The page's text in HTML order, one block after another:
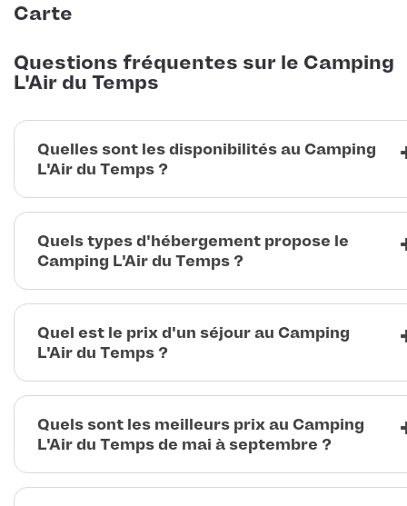
Carte
Questions fréquentes sur le Camping
L'Air du Temps
Quelles sont les disponibilités au Camping
L'Air du Temps ?
Quels types d'hébergement propose le
Camping L'Air du Temps ?
Quel est le prix d'un séjour au Camping
L'Air du Temps ?
Quels sont les meilleurs prix au Camping
L'Air du Temps de mai à septembre ?